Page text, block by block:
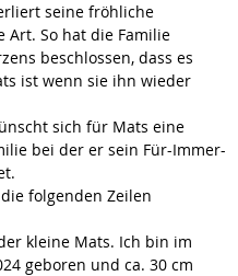
seine fröhliche
Art. So hat die Familie
beschlossen, dass es
ist wenn sie ihn wieder
sich für Mats eine
bei der er sein Für-Immer-
folgenden Zeilen
kleine Mats. Ich bin im
geboren und ca. 30 cm